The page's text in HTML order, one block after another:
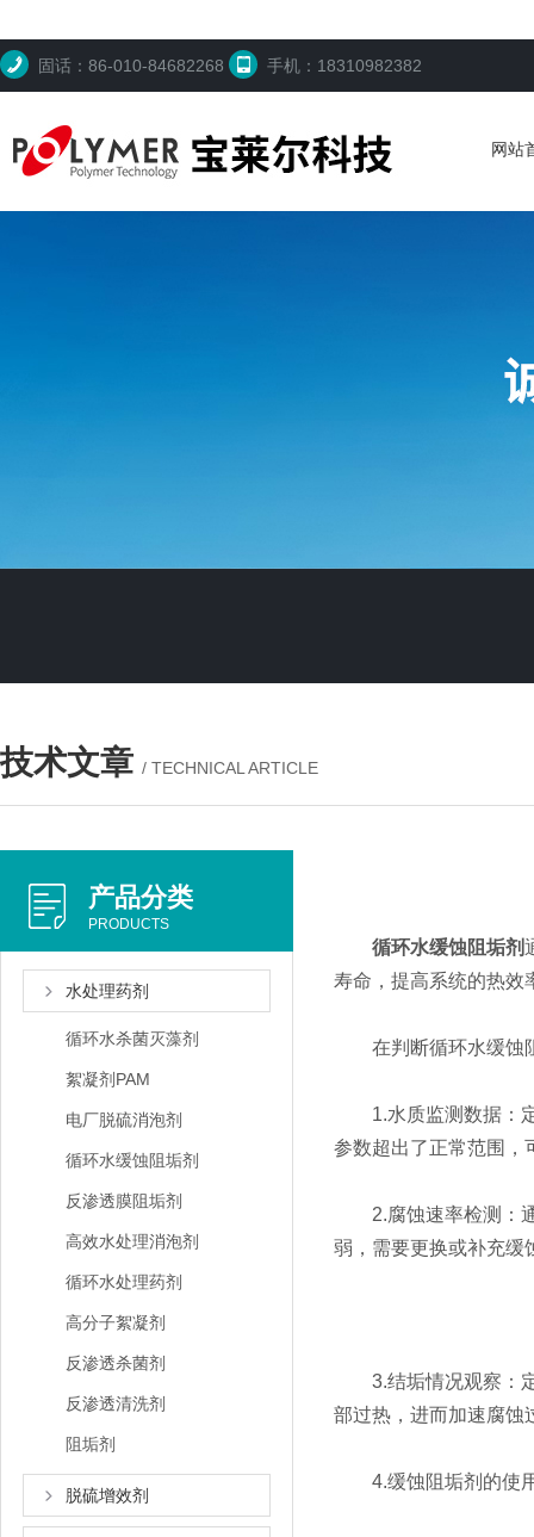
固话：86-010-84682268 手机：18310982382
网站
技术文章 / TECHNICAL ARTICLE
产品分类
PRODUCTS
水处理药剂
循环水杀菌灭藻剂
絮凝剂PAM
电厂脱硫消泡剂
循环水缓蚀阻垢剂
反渗透膜阻垢剂
高效水处理消泡剂
循环水处理药剂
高分子絮凝剂
反渗透杀菌剂
反渗透清洗剂
阻垢剂
脱硫增效剂
循环水缓蚀阻垢剂
寿命，提高系统的热效
在判断循环水缓蚀阻
1.水质监测数据：定
参数超出了正常范围，
2.腐蚀速率检测：通
弱，需要更换或补充缓
3.结垢情况观察：定
部过热，进而加速腐蚀
4.缓蚀阻垢剂的使用